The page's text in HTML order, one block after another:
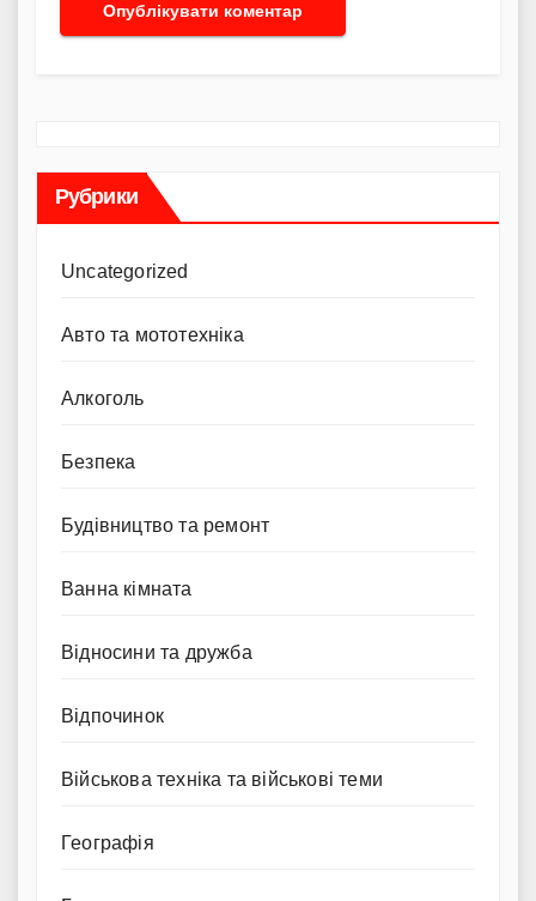
Рубрики
Uncategorized
Авто та мототехніка
Алкоголь
Безпека
Будівництво та ремонт
Ванна кімната
Відносини та дружба
Відпочинок
Військова техніка та військові теми
Географія